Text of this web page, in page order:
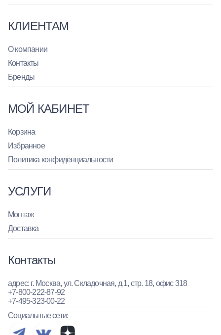
КЛИЕНТАМ
О компании
Контакты
Бренды
МОЙ КАБИНЕТ
Корзина
Избранное
Политика конфиденциальности
УСЛУГИ
Монтаж
Доставка
Контакты
адрес: г. Москва, ул. Складочная, д.1, стр. 18, офис 318
+7-800-222-87-92
+7-495-323-00-22
Социальные сети: